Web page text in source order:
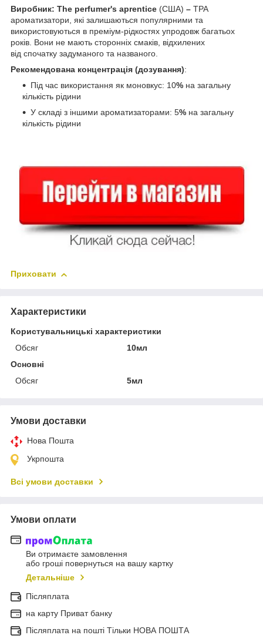
Виробник: The perfumer's aprentice (США) – TPA
ароматизатори, які залишаються популярними та
використовуються в преміум-рідкостях упродовж багатьох
років. Вони не мають сторонніх смаків, відхилених
від спочатку задуманого та названого.
Рекомендована концентрація (дозування):
Під час використання як моновкус: 10% на загальну
кількість рідини
У складі з іншими ароматизаторами: 5% на загальну
кількість рідини
Приховати
Характеристики
Користувальницькі характеристики
Обсяг
10мл
Основні
Обсяг
5мл
Умови доставки
Нова Пошта
Укрпошта
Всі умови доставки
Умови оплати
Ви отримаєте замовлення
або гроші повернуться на вашу картку
Детальніше
Післяплата
на карту Приват банку
Післяплата на пошті Тільки НОВА ПОШТА